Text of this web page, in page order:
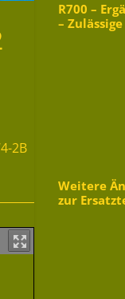
2B
R700 –
–
Weitere
zur